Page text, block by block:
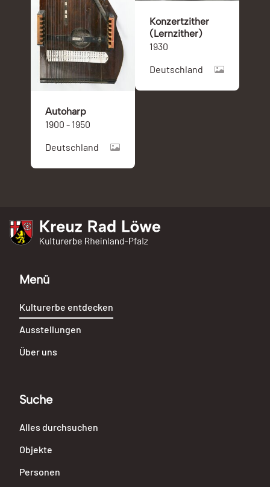
Autoharp
1900 - 1950
Deutschland
Konzertzither
(Lernzither)
1930
Deutschland
Menü
Kulturerbe entdecken
Ausstellungen
Über uns
Suche
Alles durchsuchen
Objekte
Personen